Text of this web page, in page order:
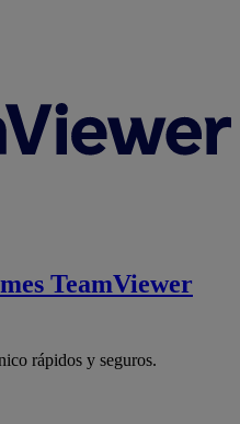
TeamViewer
rápidos y seguros.